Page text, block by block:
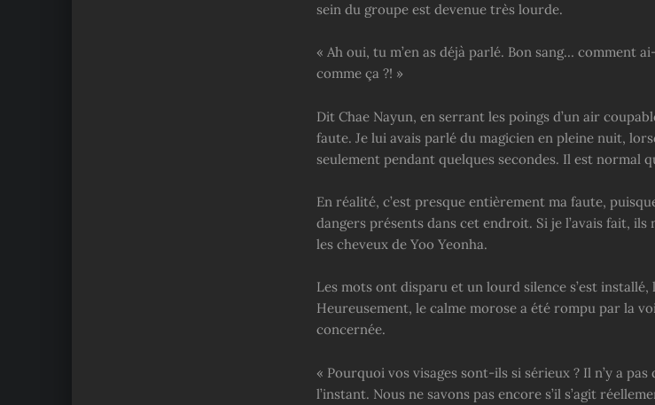
sein du groupe est devenue très lourde.
« Ah oui, tu m’en as déjà parlé. Bon sang… comment
comme ça ?! »
Dit Chae Nayun, en serrant les poings d’un air
faute. Je lui avais parlé du magicien en pleine nuit,
seulement pendant quelques secondes. Il est normal
En réalité, c’est presque entièrement ma faute,
dangers présents dans cet endroit. Si je l’avais fait, ils
les cheveux de Yoo Yeonha.
Les mots ont disparu et un lourd silence s’est installé,
Heureusement, le calme morose a été rompu par la
concernée.
« Pourquoi vos visages sont-ils si sérieux ? Il n’y a
l’instant. Nous ne savons pas encore s’il s’agit